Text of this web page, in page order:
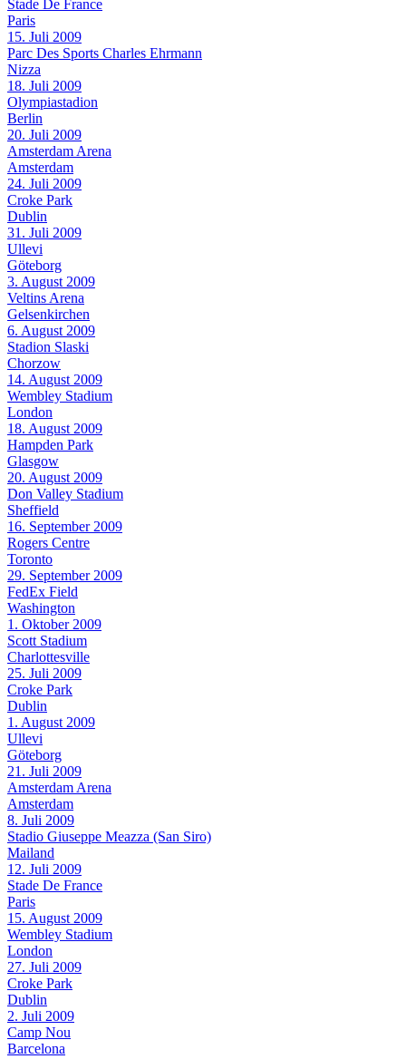
Stade De France
Paris
15. Juli 2009
Parc Des Sports Charles Ehrmann
Nizza
18. Juli 2009
Olympiastadion
Berlin
20. Juli 2009
Amsterdam Arena
Amsterdam
24. Juli 2009
Croke Park
Dublin
31. Juli 2009
Ullevi
Göteborg
3. August 2009
Veltins Arena
Gelsenkirchen
6. August 2009
Stadion Slaski
Chorzow
14. August 2009
Wembley Stadium
London
18. August 2009
Hampden Park
Glasgow
20. August 2009
Don Valley Stadium
Sheffield
16. September 2009
Rogers Centre
Toronto
29. September 2009
FedEx Field
Washington
1. Oktober 2009
Scott Stadium
Charlottesville
25. Juli 2009
Croke Park
Dublin
1. August 2009
Ullevi
Göteborg
21. Juli 2009
Amsterdam Arena
Amsterdam
8. Juli 2009
Stadio Giuseppe Meazza (San Siro)
Mailand
12. Juli 2009
Stade De France
Paris
15. August 2009
Wembley Stadium
London
27. Juli 2009
Croke Park
Dublin
2. Juli 2009
Camp Nou
Barcelona